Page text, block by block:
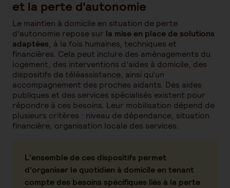
et la perte d'autonomie
Le maintien à domicile en situation de perte
d’autonomie repose sur la mise en place de solutions
adaptées, à la fois humaines, techniques et
financières. Cela peut inclure des aménagements du
logement, des interventions d’aides à domicile, des
dispositifs de téléassistance, ainsi qu’un
accompagnement des proches aidants. Des aides
publiques et des services spécialisés existent pour
répondre à ces besoins. Leur mobilisation dépend de
plusieurs critères : niveau de dépendance, situation
financière, organisation locale des services.
L’ensemble de ces dispositifs permet
d’organiser le quotidien à domicile en tenant
compte des besoins spécifiques liés à la perte